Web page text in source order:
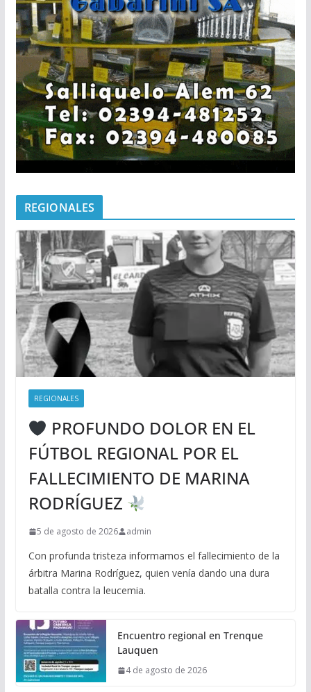
REGIONALES
REGIONALES
PROFUNDO DOLOR EN EL
FÚTBOL REGIONAL POR EL
FALLECIMIENTO DE MARINA
RODRÍGUEZ
5 de agosto de 2026 admin
Con profunda tristeza informamos el fallecimiento de la
árbitra Marina Rodríguez, quien venía dando una dura
batalla contra la leucemia.
Encuentro regional en Trenque
Lauquen
4 de agosto de 2026